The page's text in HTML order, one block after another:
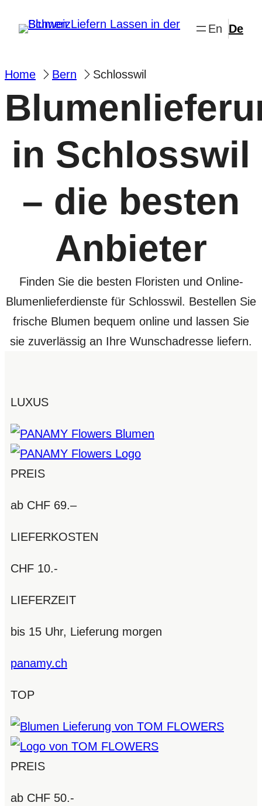
Inhalt
Home
Bern Schlosswil
in Schlosswil
– die besten
Anbieter
Finden Sie die besten Floristen und Online-
Blumenlieferdienste für Schlosswil. Bestellen Sie
frische Blumen bequem online und lassen Sie
sie zuverlässig an Ihre Wunschadresse liefern.
LUXUS
PREIS
ab CHF 69.–
LIEFERKOSTEN
CHF 10.-
LIEFERZEIT
bis 15 Uhr, Lieferung morgen
panamy.ch
TOP
PREIS
ab CHF 50.-